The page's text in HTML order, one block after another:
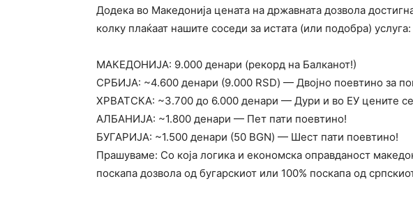
Додека во Македонија цената на државната дозвола
колку плаќаат нашите соседи за истата (или подобра) услуга:
МАКЕДОНИЈА: 9.000 денари (рекорд на Балканот!)
СРБИЈА: ~4.600 денари (9.000 RSD) — Двојно поевтино за
ХРВАТСКА: ~3.700 до 6.000 денари — Дури и во ЕУ цените
АЛБАНИЈА: ~1.800 денари — Пет пати поевтино!
БУГАРИЈА: ~1.500 денари (50 BGN) — Шест пати поевтино!
Прашуваме: Со која логика и економска оправданост
поскапа дозвола од бугарскиот или 100% поскапа од